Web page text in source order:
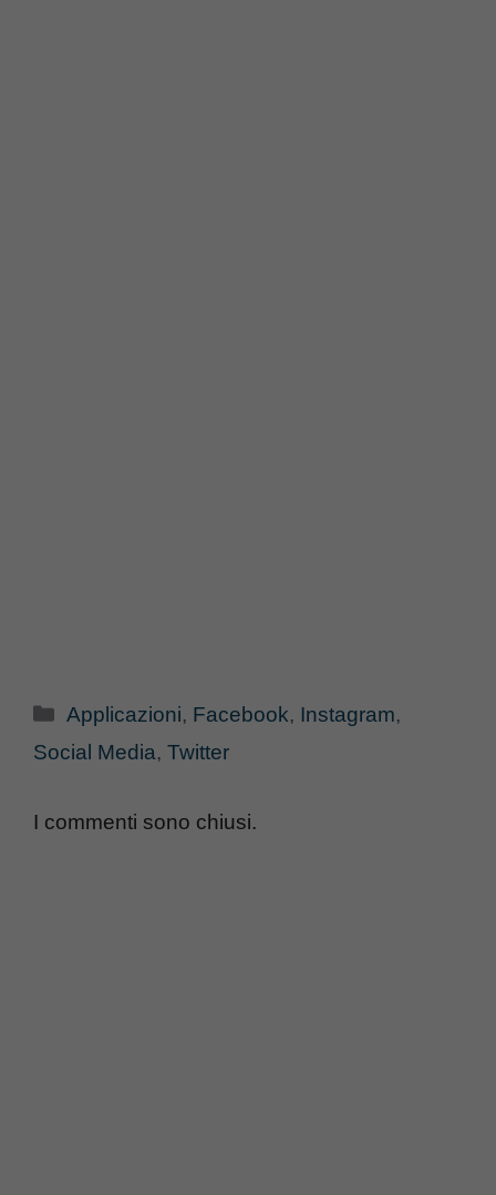
Categorie
Applicazioni, Facebook, Instagram,
Social Media, Twitter
I commenti sono chiusi.